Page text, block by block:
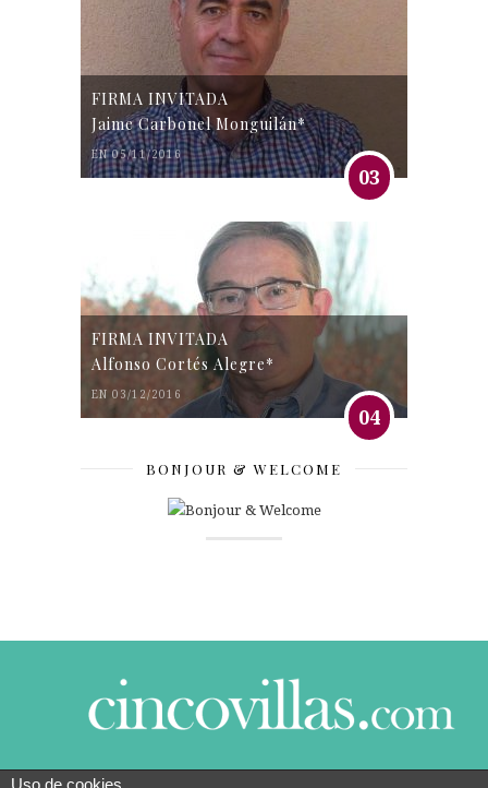
FIRMA INVITADA
Jaime Carbonel Monguilán*
EN 05/11/2016
03
FIRMA INVITADA
Alfonso Cortés Alegre*
EN 03/12/2016
04
BONJOUR & WELCOME
Uso de cookies